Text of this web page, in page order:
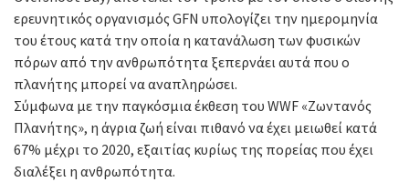
ερευνητικός οργανισμός GFN υπολογίζει την ημερομηνία
του έτους κατά την οποία η κατανάλωση των φυσικών
πόρων από την ανθρωπότητα ξεπερνάει αυτά που ο
πλανήτης μπορεί να αναπληρώσει.
Σύμφωνα με την παγκόσμια έκθεση του WWF «Ζωντανός
Πλανήτης», η άγρια ζωή είναι πιθανό να έχει μειωθεί κατά
67% μέχρι το 2020, εξαιτίας κυρίως της πορείας που έχει
διαλέξει η ανθρωπότητα.